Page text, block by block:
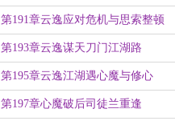
第191章云逸应对危机与思索整顿
第193章云逸谋天刀门江湖路
第195章云逸江湖遇心魔与修心
第197章心魔破后司徒兰重逢